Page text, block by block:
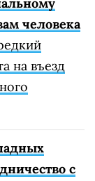
человека
на въезд
с